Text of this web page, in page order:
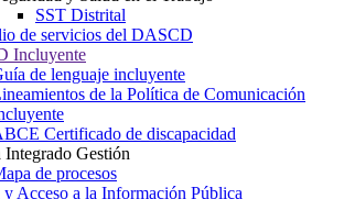
SST Distrital
de servicios del DASCD
Incluyente
de lenguaje incluyente
de la Política de Comunicación
Certificado de discapacidad
Integrado Gestión
de procesos
y Acceso a la Información Pública